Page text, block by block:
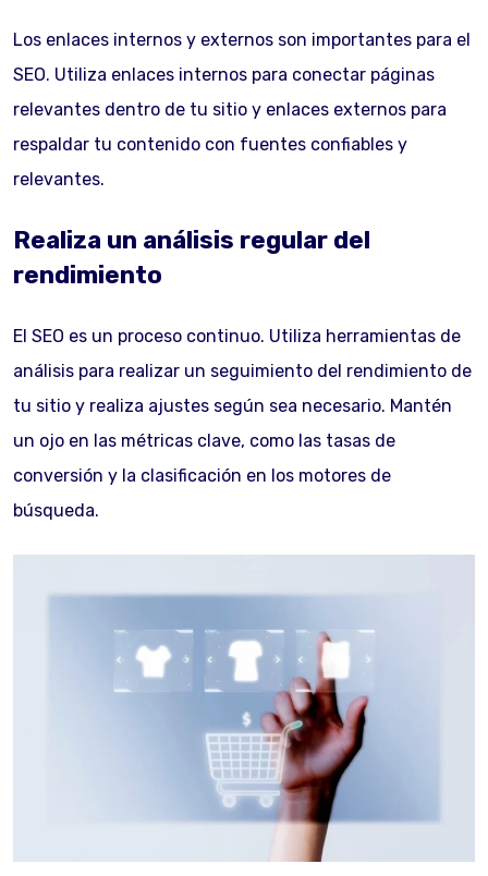
Los enlaces internos y externos son importantes para el
SEO. Utiliza enlaces internos para conectar páginas
relevantes dentro de tu sitio y enlaces externos para
respaldar tu contenido con fuentes confiables y
relevantes.
Realiza un análisis regular del
rendimiento
El SEO es un proceso continuo. Utiliza herramientas de
análisis para realizar un seguimiento del rendimiento de
tu sitio y realiza ajustes según sea necesario. Mantén
un ojo en las métricas clave, como las tasas de
conversión y la clasificación en los motores de
búsqueda.